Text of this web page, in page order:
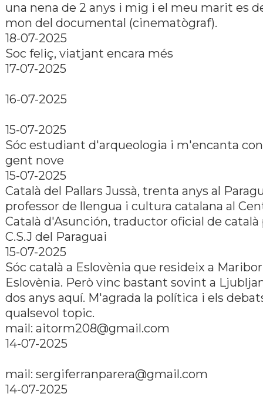
una nena de 2 anys i mig i el meu marit es
mon del documental (cinematògraf).
18-07-2025
Soc feliç, viatjant encara més
17-07-2025
16-07-2025
15-07-2025
Sóc estudiant d'arqueologia i m'encanta
gent nove
15-07-2025
Català del Pallars Jussà, trenta anys al
professor de llengua i cultura catalana al
Català d'Asunción, traductor oficial de català
C.S.J del Paraguai
15-07-2025
Sóc català a Eslovènia que resideix a
Eslovènia. Però vinc bastant sovint a
dos anys aquí. M'agrada la política i els
qualsevol topic.
mail: aitorm208@gmail.com
14-07-2025
mail: sergiferranparera@gmail.com
14-07-2025